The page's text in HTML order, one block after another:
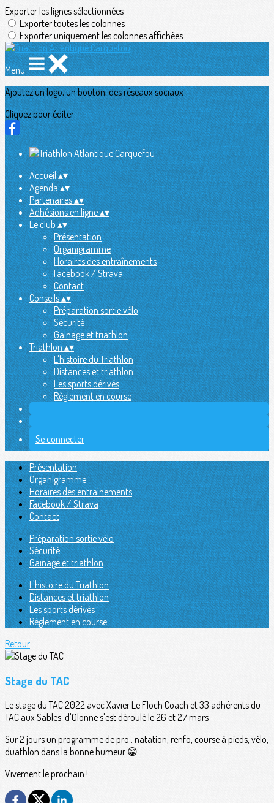
Exporter les lignes sélectionnées
Exporter toutes les colonnes
Exporter uniquement les colonnes affichées
Menu
Ajoutez un logo, un bouton, des réseaux sociaux
Cliquez pour éditer
Accueil▴▾
Agenda▴▾
Partenaires▴▾
Adhésions en ligne▴▾
Le club▴▾
Présentation
Organigramme
Horaires des entraînements
Facebook / Strava
Contact
Conseils▴▾
Préparation sortie vélo
Sécurité
Gainage et triathlon
Triathlon▴▾
L'histoire du Triathlon
Distances et triathlon
Les sports dérivés
Règlement en course
Se connecter
Présentation
Organigramme
Horaires des entraînements
Facebook / Strava
Contact
Préparation sortie vélo
Sécurité
Gainage et triathlon
L'histoire du Triathlon
Distances et triathlon
Les sports dérivés
Règlement en course
Retour
Stage du TAC
Le stage du TAC 2022 avec Xavier Le Floch Coach et 33 adhérents du
TAC aux Sables-d'Olonne s'est déroulé le 26 et 27 mars
Sur 2 jours un programme de pro : natation, renfo, course à pieds, vélo,
duathlon dans la bonne humeur 😁
Vivement le prochain !